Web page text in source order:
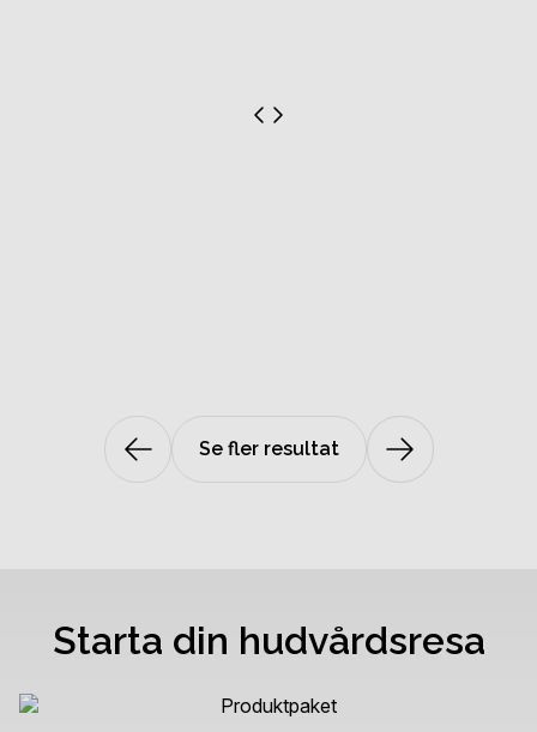
Se fler resultat
Starta din hudvårdsresa